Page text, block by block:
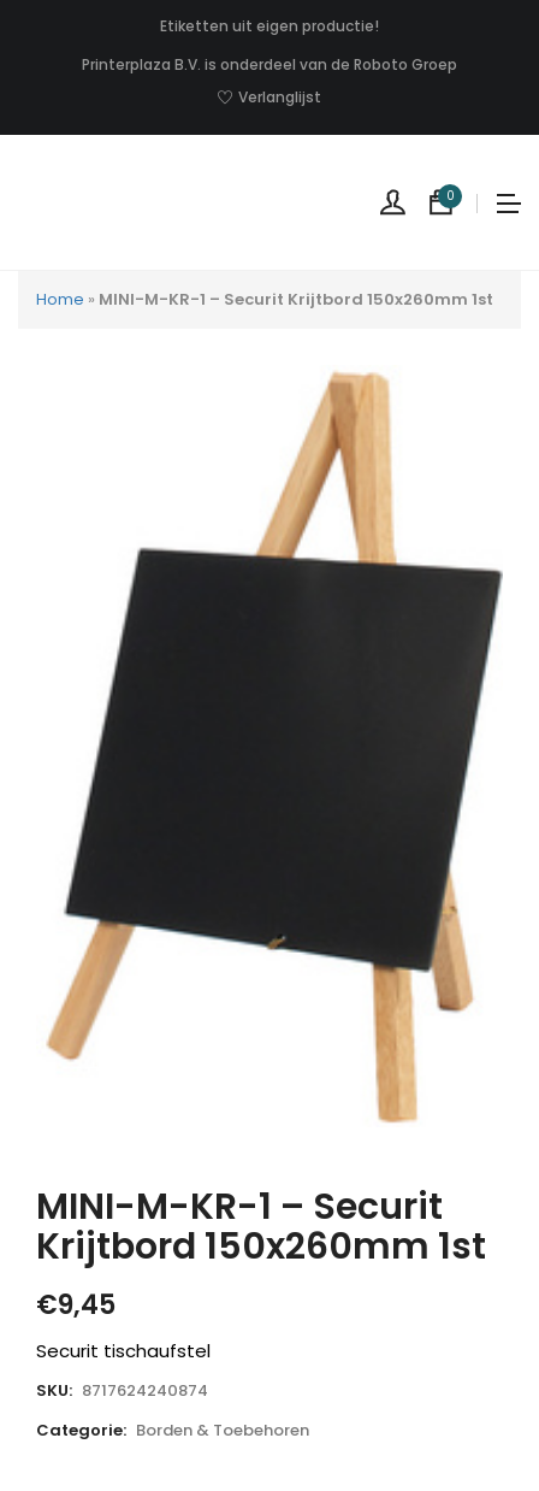
Etiketten uit eigen productie!
Printerplaza B.V. is onderdeel van de Roboto Groep
Verlanglijst
0
Home » MINI-M-KR-1 – Securit Krijtbord 150x260mm 1st
MINI-M-KR-1 – Securit
Krijtbord 150x260mm 1st
€9,45
Securit tischaufstel
SKU: 8717624240874
Categorie: Borden & Toebehoren